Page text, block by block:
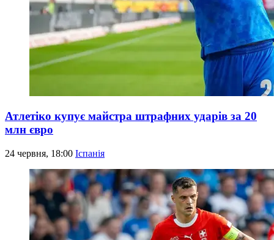
Атлетіко купує майстра штрафних ударів за 20
млн євро
24 червня, 18:00 Іспанія